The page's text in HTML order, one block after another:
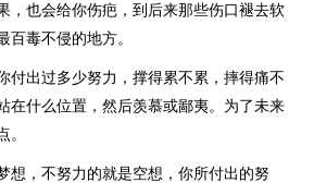
，也会给你伤疤，到后来那些伤口褪去软
百毒不侵的地方。
付出过多少努力，撑得累不累，摔得痛不
在什么位置，然后羡慕或鄙夷。为了未来
。
想，不努力的就是空想，你所付出的努